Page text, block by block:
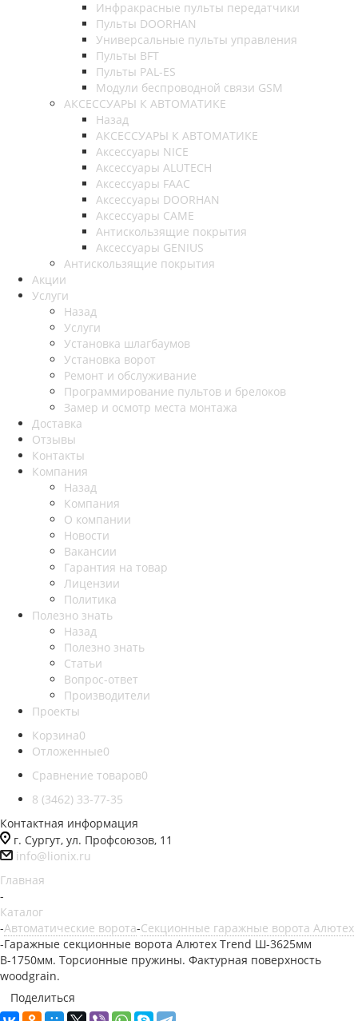
Инфракрасные пульты передатчики
Пульты DOORHAN
Универсальные пульты управления
Пульты BFT
Пульты PAL-ES
Модули беспроводной связи GSM
АКСЕССУАРЫ К АВТОМАТИКЕ
Назад
АКСЕССУАРЫ К АВТОМАТИКЕ
Аксессуары NICE
Аксессуары ALUTECH
Аксессуары FAAC
Аксессуары DOORHAN
Аксессуары CAME
Антискользящие покрытия
Аксессуары GENIUS
Антискользящие покрытия
Акции
Услуги
Назад
Услуги
Установка шлагбаумов
Установка ворот
Ремонт и обслуживание
Программирование пультов и брелоков
Замер и осмотр места монтажа
Доставка
Отзывы
Контакты
Компания
Назад
Компания
О компании
Новости
Вакансии
Гарантия на товар
Лицензии
Политика
Полезно знать
Назад
Полезно знать
Статьи
Вопрос-ответ
Производители
Проекты
Корзина0
Отложенные0
Сравнение товаров0
8 (3462) 33-77-35
Контактная информация
г. Сургут, ул. Профсоюзов, 11
info@lionix.ru
Главная
-
Каталог
-Автоматические ворота-Секционные гаражные ворота Алютех
-Гаражные секционные ворота Алютех Trend Ш-3625мм
В-1750мм. Торсионные пружины. Фактурная поверхность
woodgrain.
Поделиться